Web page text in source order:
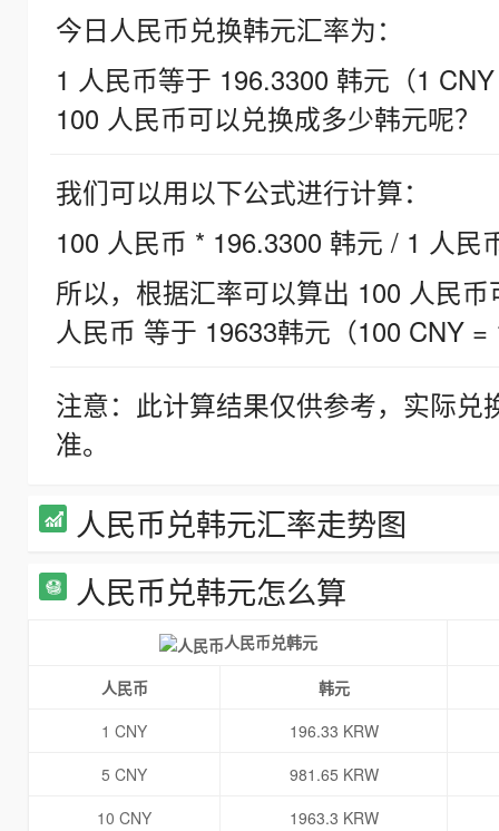
今日人民币兑换韩元汇率为：
1 人民币等于 196.3300 韩元（1
100 人民币可以兑换成多少韩元呢？
我们可以用以下公式进行计算：
100 人民币 * 196.3300 韩元 / 1 人民
所以，根据汇率可以算出 100 人民
人民币 等于 19633韩元（100 CNY =
注意：此计算结果仅供参考，实际
准。
人民币兑韩元汇率走势图
人民币兑韩元怎么算
人民币兑韩元
人民币
韩元
1 CNY
196.33 KRW
5 CNY
981.65 KRW
10 CNY
1963.3 KRW